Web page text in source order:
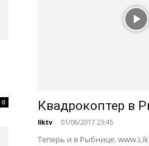
0 Квадрокоптер в
liktv - 01/06/2017 23:45
Теперь и в Рыбнице.